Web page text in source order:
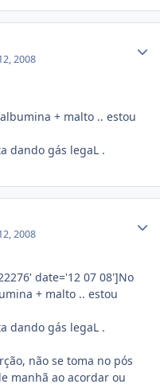
2008
+ malto .. estou
dando gás legaL .
2008
date='12 07 08']No
+ malto .. estou
dando gás legaL .
não se toma no pós
manhã ao acordar ou